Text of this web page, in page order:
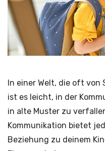
In einer Welt, die oft von
ist es leicht, in der
in alte Muster zu
Kommunikation bietet
Beziehung zu deinem